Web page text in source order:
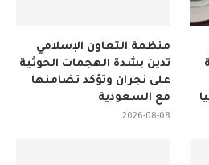
منظمة التعاون الإسلامي
تدين بشدة الهجمات الحوثية
على نجران وتؤكد تضامنها
مع السعودية
2026-08-08